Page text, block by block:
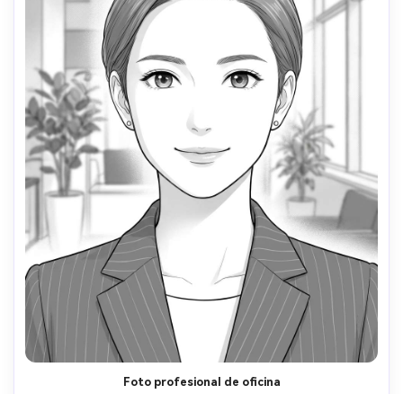
Foto profesional de oficina